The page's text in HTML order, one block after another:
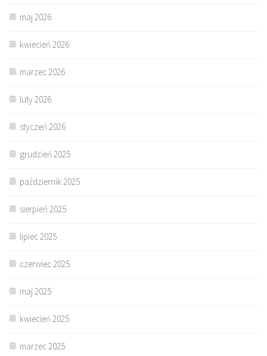
maj 2026
kwiecień 2026
marzec 2026
luty 2026
styczeń 2026
grudzień 2025
październik 2025
sierpień 2025
lipiec 2025
czerwiec 2025
maj 2025
kwiecień 2025
marzec 2025